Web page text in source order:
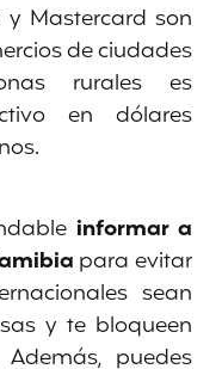
Mastercard son
de ciudades
rurales es
en dólares
informar a
para evitar
sean
y te bloqueen
puedes